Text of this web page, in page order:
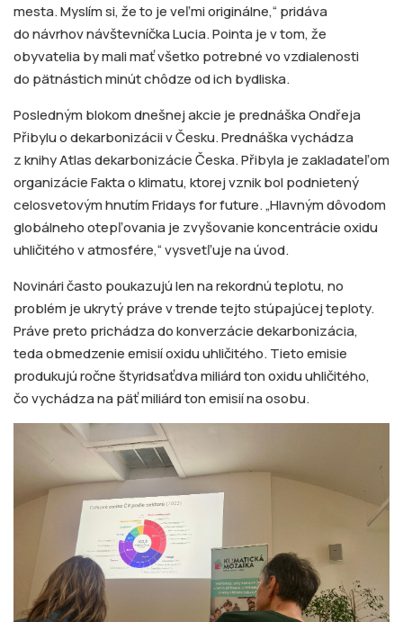
mesta. Myslím si, že to je veľmi originálne,“ pridáva
do návrhov návštevníčka Lucia. Pointa je v tom, že
obyvatelia by mali mať všetko potrebné vo vzdialenosti
do pätnástich minút chôdze od ich bydliska.
Posledným blokom dnešnej akcie je prednáška Ondřeja
Přibylu o dekarbonizácii v Česku. Prednáška vychádza
z knihy Atlas dekarbonizácie Česka. Přibyla je zakladateľom
organizácie Fakta o klimatu, ktorej vznik bol podnietený
celosvetovým hnutím Fridays for future. „Hlavným dôvodom
globálneho otepľovania je zvyšovanie koncentrácie oxidu
uhličitého v atmosfére,“ vysvetľuje na úvod.
Novinári často poukazujú len na rekordnú teplotu, no
problém je ukrytý práve v trende tejto stúpajúcej teploty.
Práve preto prichádza do konverzácie dekarbonizácia,
teda obmedzenie emisií oxidu uhličitého. Tieto emisie
produkujú ročne štyridsaťdva miliárd ton oxidu uhličitého,
čo vychádza na päť miliárd ton emisií na osobu.